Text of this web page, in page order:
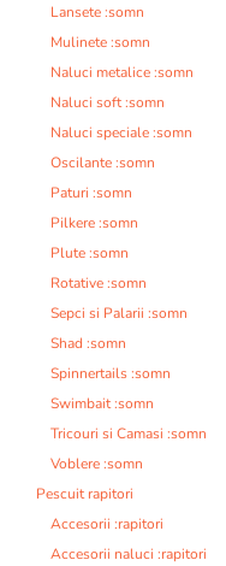
Lansete :somn
Mulinete :somn
Naluci metalice :somn
Naluci soft :somn
Naluci speciale :somn
Oscilante :somn
Paturi :somn
Pilkere :somn
Plute :somn
Rotative :somn
Sepci si Palarii :somn
Shad :somn
Spinnertails :somn
Swimbait :somn
Tricouri si Camasi :somn
Voblere :somn
Pescuit rapitori
Accesorii :rapitori
Accesorii naluci :rapitori